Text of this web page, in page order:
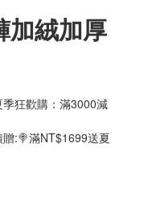
加絨加厚
狂歡購：滿3000減
:🍭滿NT$1699送夏